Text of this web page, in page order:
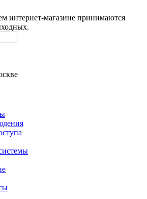
интернет-магазине принимаются